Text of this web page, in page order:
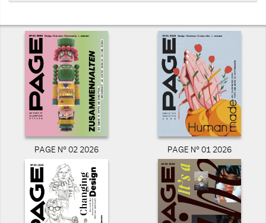
PAGE N° 02 2026 PAGE N° 01 2026